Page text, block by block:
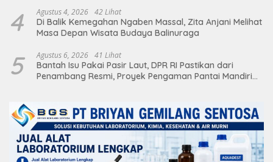
4 Agustus 4, 2026 42 Lihat
Di Balik Kemegahan Ngaben Massal, Zita Anjani Melihat
Masa Depan Wisata Budaya Balinuraga
5 Agustus 6, 2026 41 Lihat
Bantah Isu Pakai Pasir Laut, DPR RI Pastikan dari
Penambang Resmi, Proyek Pengaman Pantai Mandiri